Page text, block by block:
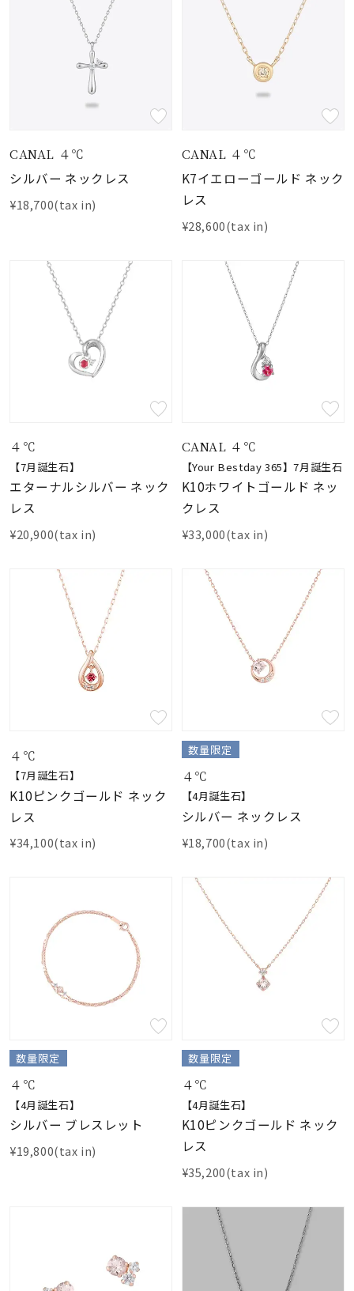
CANAL ４℃
シルバー ネックレス
¥18,700(tax in)
CANAL ４℃
K7イエローゴールド ネック
レス
¥28,600(tax in)
４℃
【7月誕生石】
エターナルシルバー ネック
レス
¥20,900(tax in)
CANAL ４℃
【Your Bestday 365】7月誕生石
K10ホワイトゴールド ネッ
クレス
¥33,000(tax in)
４℃
【7月誕生石】
K10ピンクゴールド ネック
レス
¥34,100(tax in)
数量限定
４℃
【4月誕生石】
シルバー ネックレス
¥18,700(tax in)
数量限定
４℃
【4月誕生石】
シルバー ブレスレット
¥19,800(tax in)
数量限定
４℃
【4月誕生石】
K10ピンクゴールド ネック
レス
¥35,200(tax in)